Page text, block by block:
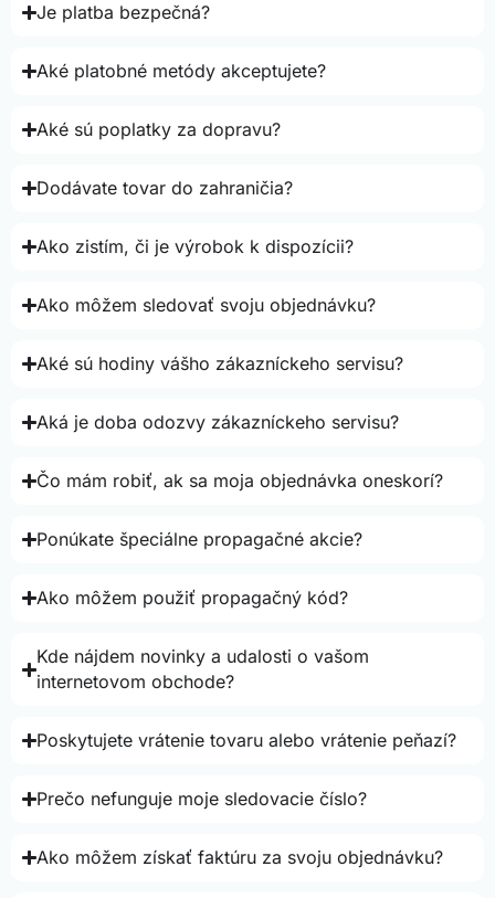
Je platba bezpečná?
Aké platobné metódy akceptujete?
Aké sú poplatky za dopravu?
Dodávate tovar do zahraničia?
Ako zistím, či je výrobok k dispozícii?
Ako môžem sledovať svoju objednávku?
Aké sú hodiny vášho zákazníckeho servisu?
Aká je doba odozvy zákazníckeho servisu?
Čo mám robiť, ak sa moja objednávka oneskorí?
Ponúkate špeciálne propagačné akcie?
Ako môžem použiť propagačný kód?
Kde nájdem novinky a udalosti o vašom
internetovom obchode?
Poskytujete vrátenie tovaru alebo vrátenie peňazí?
Prečo nefunguje moje sledovacie číslo?
Ako môžem získať faktúru za svoju objednávku?